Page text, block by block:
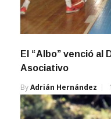
El “Albo” venció al
Asociativo
ByAdrián Hernández